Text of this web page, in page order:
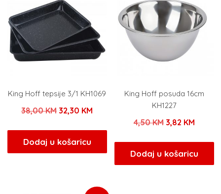
King Hoff tepsije 3/1 KH1069
38,00KM Izvorna
bila
je:
32,30 KMTrenutna
32,30 KM.
Dodaj u košaricu
King Hoff posuda 16cm
KH1227
4,50KM Izvorna
bila
je:
3,82 KM
je:
3,82
Dodaj u košaricu